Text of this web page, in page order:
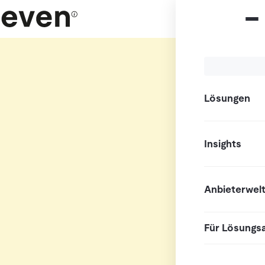
Lösungen
Insights
Anbieterwelt
Für